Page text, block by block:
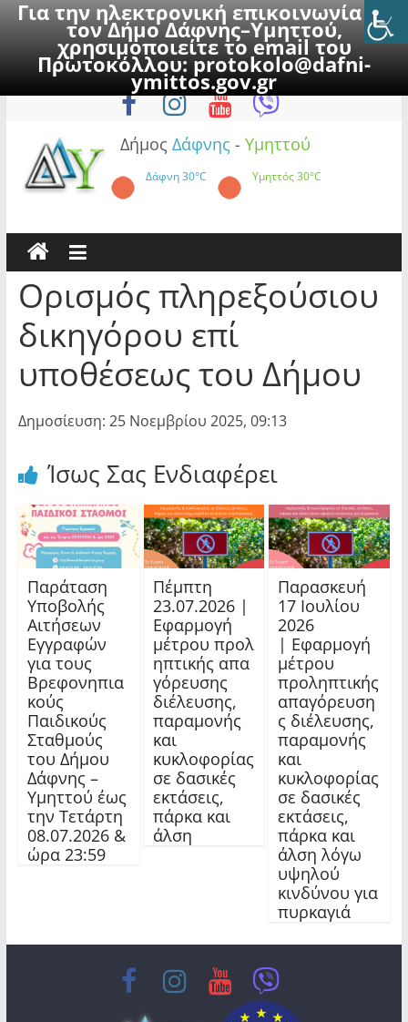
Για την ηλεκτρονική επικοινωνία με
τον Δήμο Δάφνης–Υμηττού,
χρησιμοποιείτε το email του
Πρωτοκόλλου:protokolo@dafni-
ymittos.gov.gr
to
Παρασκευή, 7 Αυγούστου 2026
Δήμος Δάφνης - Υμηττού
Δάφνη30°C Υμηττός30°C
Ορισμός πληρεξούσιου
δικηγόρου επί
υποθέσεως του Δήμου
Δημοσίευση: 25 Νοεμβρίου 2025, 09:13
Ίσως Σας Ενδιαφέρει
Παράταση
Υποβολής
Αιτήσεων
Εγγραφών
για τους
Βρεφονηπια
κούς
Παιδικούς
Σταθμούς
του Δήμου
Δάφνης –
Υμηττού έως
την Τετάρτη
08.07.2026 &
ώρα 23:59
Πέμπτη
23.07.2026 |
Εφαρμογή
μέτρου προλ
ηπτικής απα
γόρευσης
διέλευσης,
παραμονής
και
κυκλοφορίας
σε δασικές
εκτάσεις,
πάρκα και
άλση
Παρασκευή
17 Ιουλίου
2026
| Εφαρμογή
μέτρου
προληπτικής
απαγόρευση
ς διέλευσης,
παραμονής
και
κυκλοφορίας
σε δασικές
εκτάσεις,
πάρκα και
άλση λόγω
υψηλού
κινδύνου για
πυρκαγιά